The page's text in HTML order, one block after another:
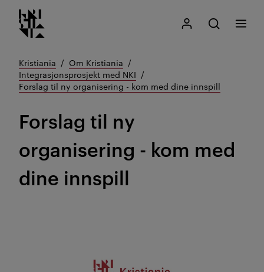
Gå
til
Kristiania logo
Mitt Kristiania
Åpne søk
Søk
Meny
Kristiania
Om Kristiania
Integrasjonsprosjekt med NKI
Forslag til ny organisering - kom med dine innspill
Forslag til ny
organisering - kom med
dine innspill